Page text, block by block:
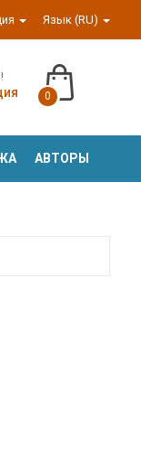
Язык (RU)
0
АВТОРЫ